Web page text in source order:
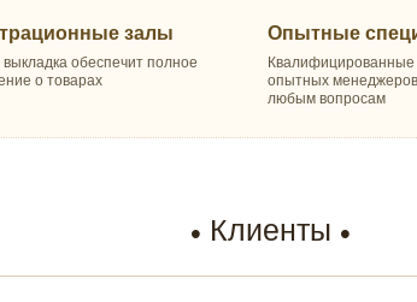
залы
обеспечит полное
о товарах
Опытные
Квалифицированные
опытных
любым вопросам
Клиенты